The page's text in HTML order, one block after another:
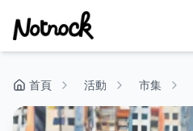
首頁 活動 市集